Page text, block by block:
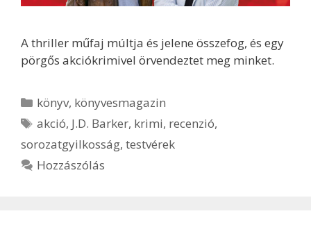
A thriller műfaj múltja és jelene összefog, és egy
pörgős akciókrimivel örvendeztet meg minket.
Kategória
könyv, könyvesmagazin
Címkék
akció, J.D. Barker, krimi, recenzió,
sorozatgyilkosság, testvérek
Hozzászólás